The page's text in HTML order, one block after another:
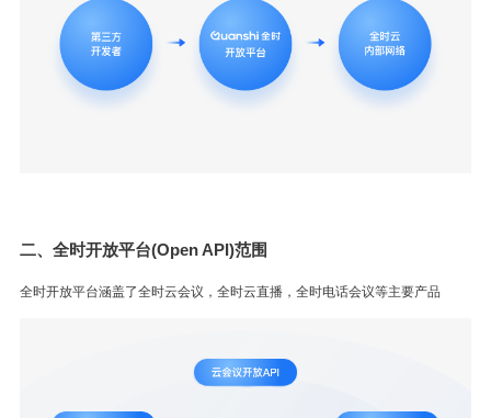
二、全时开放平台(Open API)范围
全时开放平台涵盖了全时云会议，全时云直播，全时电话会议等主要产品